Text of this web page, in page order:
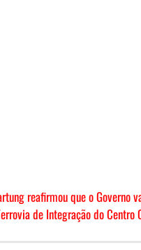
reafirmou que o
de Integração do Centro